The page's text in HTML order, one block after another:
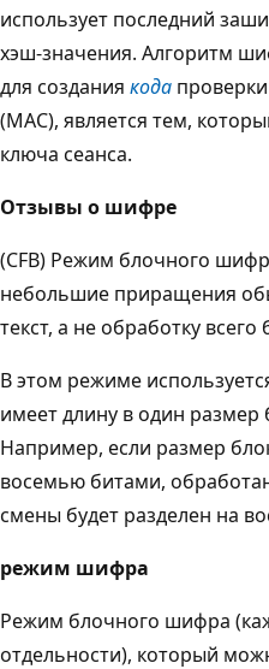
использует последний
хэш-значения. Алгоритм
для создания кода
(MAC), является тем,
ключа сеанса.
Отзывы о шифре
(CFB) Режим блочного
небольшие приращения
текст, а не обработку
В этом режиме
имеет длину в один размер
Например, если размер
восемью битами,
смены будет разделен на
режим шифра
Режим блочного шифра
отдельности), который